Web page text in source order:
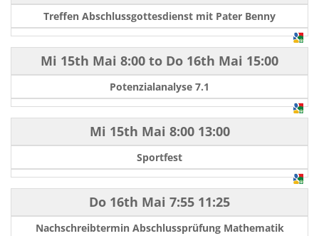
Treffen Abschlussgottesdienst mit Pater Benny
Mi 15th Mai 8:00 to Do 16th Mai 15:00
Potenzialanalyse 7.1
Mi 15th Mai 8:00 13:00
Sportfest
Do 16th Mai 7:55 11:25
Nachschreibtermin Abschlussprüfung Mathematik